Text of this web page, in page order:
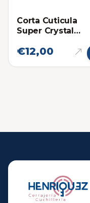
Corta Cuticula
Super Crystal
€12,00